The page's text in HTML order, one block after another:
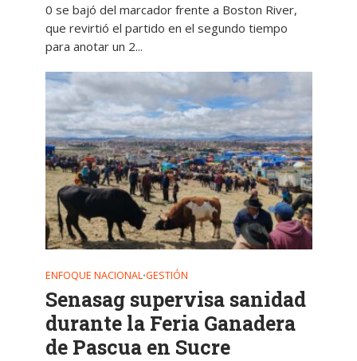
0 se bajó del marcador frente a Boston River,
que revirtió el partido en el segundo tiempo
para anotar un 2...
ENFOQUE NACIONAL•GESTIÓN
Senasag supervisa sanidad
durante la Feria Ganadera
de Pascua en Sucre